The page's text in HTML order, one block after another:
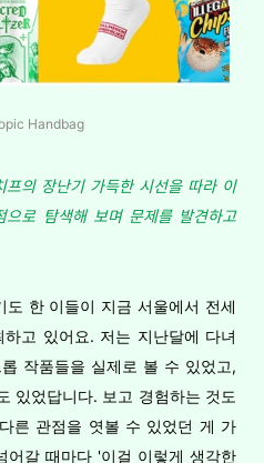
Handbag
프의 장난기 가득한 시선을 따라 이
으로 탐색해 보며 문제를 발견하고
도 한 이들이 지금 서울에서 전세
고 있어요. 저는 지난달에 다녀
작품들을 실제로 볼 수 있었고,
있었답니다. 보고 경험하는 것도
른 관점을 엿볼 수 있었던 게 가
어갈 때마다 '이걸 이렇게 생각한